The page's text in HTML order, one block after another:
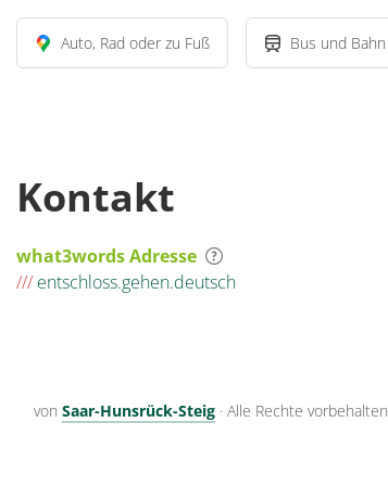
Auto, Rad oder zu Fuß Bus und Bahn
Kontakt
what3words Adresse
/// entschloss.gehen.deutsch
von Saar-Hunsrück-Steig · Alle Rechte vorbehalten